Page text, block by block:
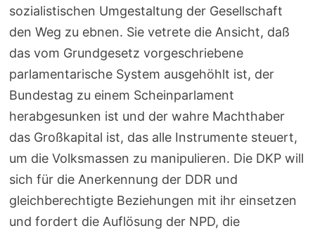
sozialistischen Umgestaltung der Gesellschaft
den Weg zu ebnen. Sie vetrete die Ansicht, daß
das vom Grundgesetz vorgeschriebene
parlamentarische System ausgehöhlt ist, der
Bundestag zu einem Scheinparlament
herabgesunken ist und der wahre Machthaber
das Großkapital ist, das alle Instrumente steuert,
um die Volksmassen zu manipulieren. Die DKP will
sich für die Anerkennung der DDR und
gleichberechtigte Beziehungen mit ihr einsetzen
und fordert die Auflösung der NPD, die